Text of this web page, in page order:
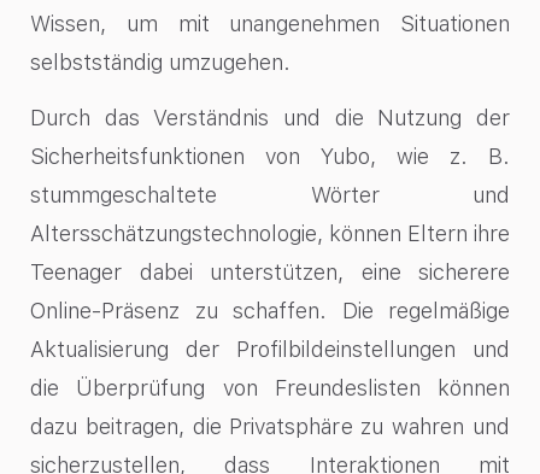
Wissen, um mit unangenehmen Situationen
selbstständig umzugehen.
Durch das Verständnis und die Nutzung der
Sicherheitsfunktionen von Yubo, wie z. B.
stummgeschaltete Wörter und
Altersschätzungstechnologie, können Eltern ihre
Teenager dabei unterstützen, eine sicherere
Online-Präsenz zu schaffen. Die regelmäßige
Aktualisierung der Profilbildeinstellungen und
die Überprüfung von Freundeslisten können
dazu beitragen, die Privatsphäre zu wahren und
sicherzustellen, dass Interaktionen mit